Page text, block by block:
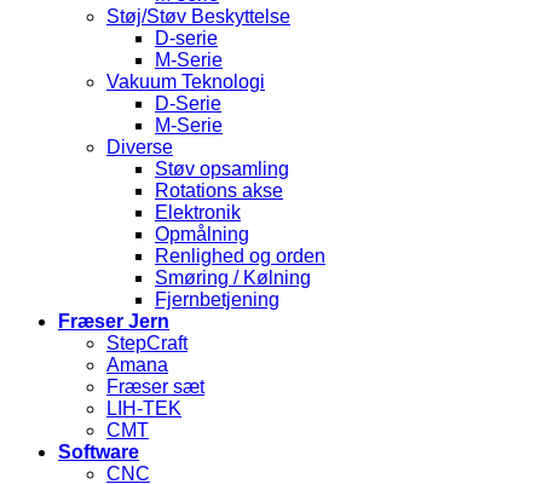
Støj/Støv Beskyttelse
D-serie
M-Serie
Vakuum Teknologi
D-Serie
M-Serie
Diverse
Støv opsamling
Rotations akse
Elektronik
Opmålning
Renlighed og orden
Smøring / Kølning
Fjernbetjening
Fræser Jern
StepCraft
Amana
Fræser sæt
LIH-TEK
CMT
Software
CNC